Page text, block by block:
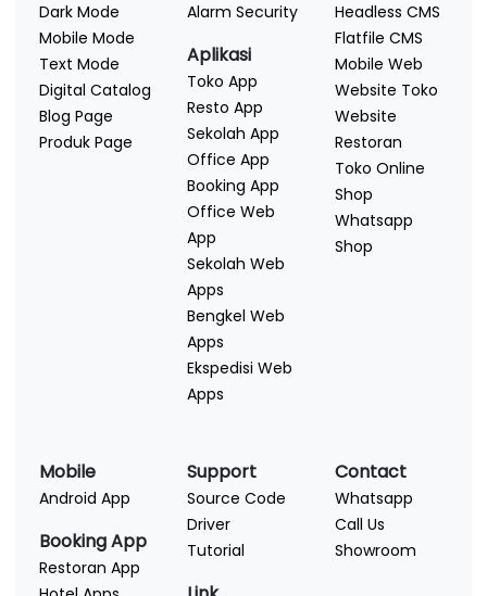
Dark Mode
Mobile Mode
Text Mode
Digital Catalog
Blog Page
Produk Page
Alarm Security
Aplikasi
Toko App
Resto App
Sekolah App
Office App
Booking App
Office Web
App
Sekolah Web
Apps
Bengkel Web
Apps
Ekspedisi Web
Apps
Headless CMS
Flatfile CMS
Mobile Web
Website Toko
Website
Restoran
Toko Online
Shop
Whatsapp
Shop
Mobile
Android App
Booking App
Restoran App
Support
Source Code
Driver
Tutorial
Contact
Whatsapp
Call Us
Showroom